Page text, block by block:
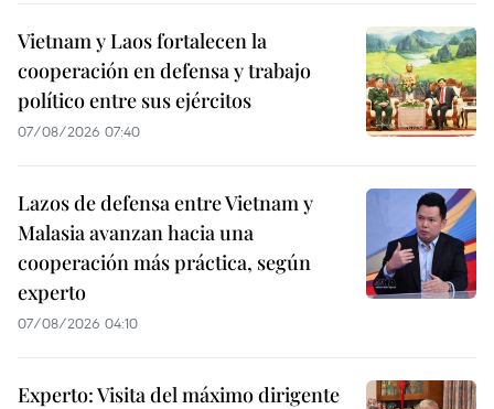
Vietnam y Laos fortalecen la
cooperación en defensa y trabajo
político entre sus ejércitos
07/08/2026 07:40
Lazos de defensa entre Vietnam y
Malasia avanzan hacia una
cooperación más práctica, según
experto
07/08/2026 04:10
Experto: Visita del máximo dirigente